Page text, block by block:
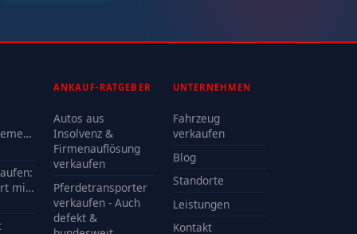
mit
ANKAUF-RATGEBER
Autos aus
Insolvenz &
Firmenauflösung
verkaufen
Pferdetransporter
verkaufen - Auch
defekt &
UNTERNEHMEN
Fahrzeug
verkaufen
Blog
Standorte
Leistungen
Kontakt